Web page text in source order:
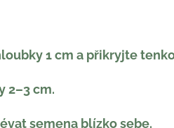
1 cm a přikryjte
2–3 cm.
semena blízko sebe.